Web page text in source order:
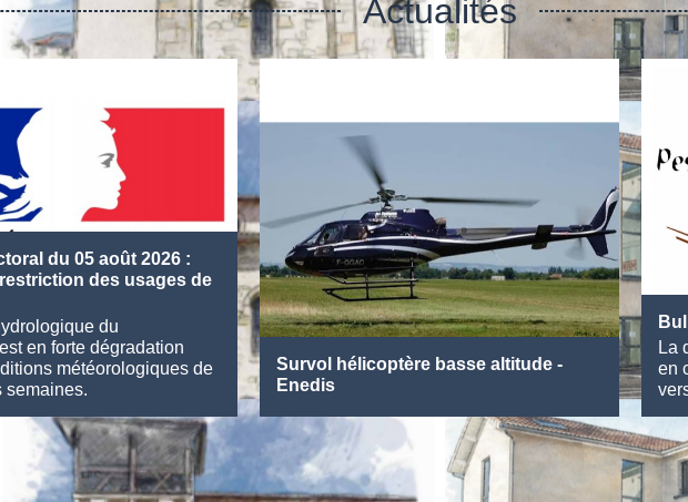
Juin 2026
Actualités
du 05 août 2026 :
des usages de
du
en forte dégradation
météorologiques de
semaines.
Survol hélicoptère basse altitude -
Enedis
La
en